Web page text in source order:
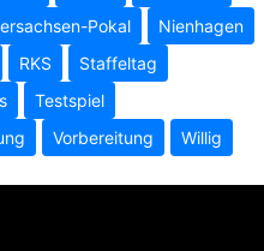
Pokal
Nienhagen
RKS
Staffeltag
Testspiel
Vorbereitung Willig